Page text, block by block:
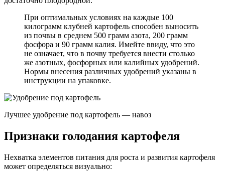
При оптимальных условиях на каждые 100
килограмм клубней картофель способен выносить
из почвы в среднем 500 грамм азота, 200 грамм
фосфора и 90 грамм калия. Имейте ввиду, что это
не означает, что в почву требуется внести столько
же азотных, фосфорных или калийных удобрений.
Нормы внесения различных удобрений указаны в
инструкции на упаковке.
Лучшее удобрение под картофель — навоз
Признаки голодания картофеля
Нехватка элементов питания для роста и развития картофеля
может определяться визуально: